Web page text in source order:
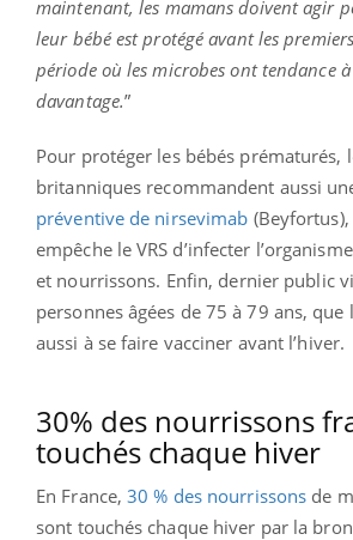
maintenant, les mamans doivent agir
leur bébé est protégé avant les
période où les microbes ont tendance
davantage.”
Pour protéger les bébés prématurés,
britanniques recommandent aussi
préventive de nirsevimab
empêche le VRS d’infecter
et nourrissons. Enfin, dernier public
personnes âgées de 75 à 79 ans, que
aussi à se faire vacciner avant l’hiver.
30% des nourrissons
touchés chaque hiver
En France,30 % des nourrissons de
sont touchés chaque hiver par la